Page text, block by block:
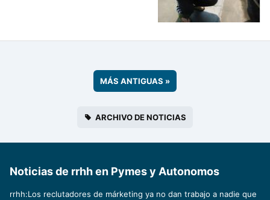
MÁS ANTIGUAS »
ARCHIVO DE NOTICIAS
Noticias de rrhh en Pymes y Autonomos
rrhh:Los reclutadores de márketing ya no dan trabajo a nadie que